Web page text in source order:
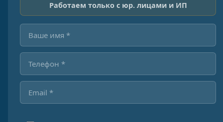
Работаем только с юр. лицами и ИП